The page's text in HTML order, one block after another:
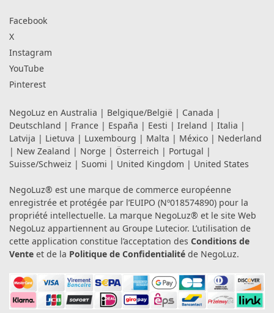
Facebook
X
Instagram
YouTube
Pinterest
NegoLuz en Australia | Belgique/België | Canada |
Deutschland | France | España | Eesti | Ireland | Italia |
Latvija | Lietuva | Luxembourg | Malta | México | Nederland
| New Zealand | Norge | Österreich | Portugal |
Suisse/Schweiz | Suomi | United Kingdom | United States
NegoLuz® est une marque de commerce européenne
enregistrée et protégée par l’EUIPO (Nº018574890) pour la
propriété intellectuelle. La marque NegoLuz® et le site Web
NegoLuz appartiennent au Groupe Lutecior. L’utilisation de
cette application constitue l’acceptation des Conditions de
Vente et de la Politique de Confidentialité de NegoLuz.